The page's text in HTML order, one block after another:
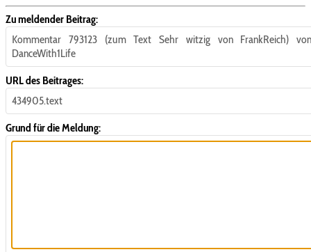
Zu meldender Beitrag:
Kommentar 793123 (zum Text Sehr witzig von FrankReich) von
DanceWith1Life
URL des Beitrages:
434905.text
Grund für die Meldung: